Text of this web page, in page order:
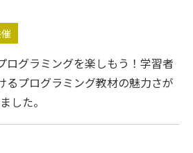
ログラミングを楽しもう！学習者
るプログラミング教材の魅力さが
した。